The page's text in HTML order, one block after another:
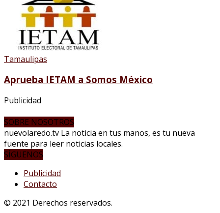
Tamaulipas
Aprueba IETAM a Somos México
Publicidad
SOBRE NOSOTROS
nuevolaredo.tv La noticia en tus manos, es tu nueva
fuente para leer noticias locales.
SÍGUENOS
Publicidad
Contacto
© 2021 Derechos reservados.